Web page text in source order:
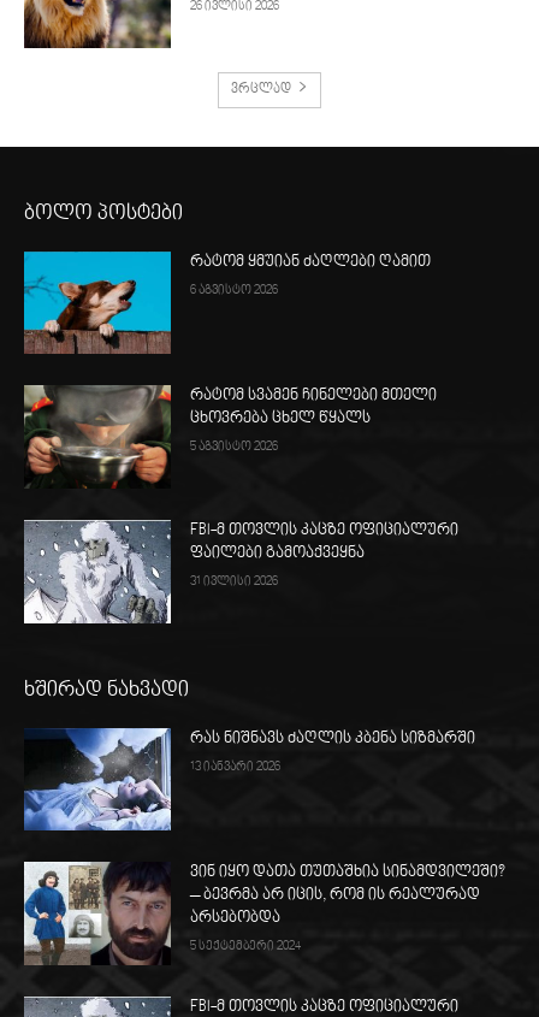
26 ივლისი 2026
ვრცლად
ბოლო პოსტები
რატომ ყმუიან ძაღლები ღამით
6 აგვისტო 2026
რატომ სვამენ ჩინელები მთელი
ცხოვრება ცხელ წყალს
5 აგვისტო 2026
FBI-მ თოვლის კაცზე ოფიციალური
ფაილები გამოაქვეყნა
31 ივლისი 2026
ხშირად ნახვადი
რას ნიშნავს ძაღლის კბენა სიზმარში
13 იანვარი 2026
ვინ იყო დათა თუთაშხია სინამდვილეში?
– ბევრმა არ იცის, რომ ის რეალურად
არსებობდა
5 სექტემბერი 2024
FBI-მ თოვლის კაცზე ოფიციალური